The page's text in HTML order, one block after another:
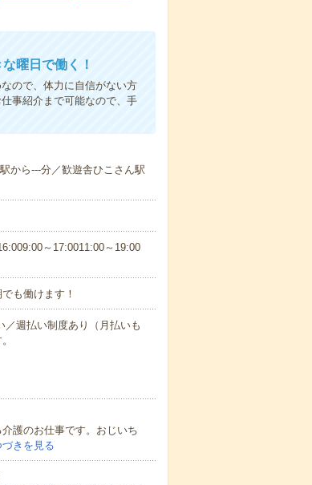
曜日で働く！
ので、体力に自信がない方
事紹介まで可能なので、手
から---分／歓遊舎ひこさん駅
～17:0011:00～19:00
も働けます！
週払い制度あり（月払いも
護のお仕事です。おじいち
づきを見る